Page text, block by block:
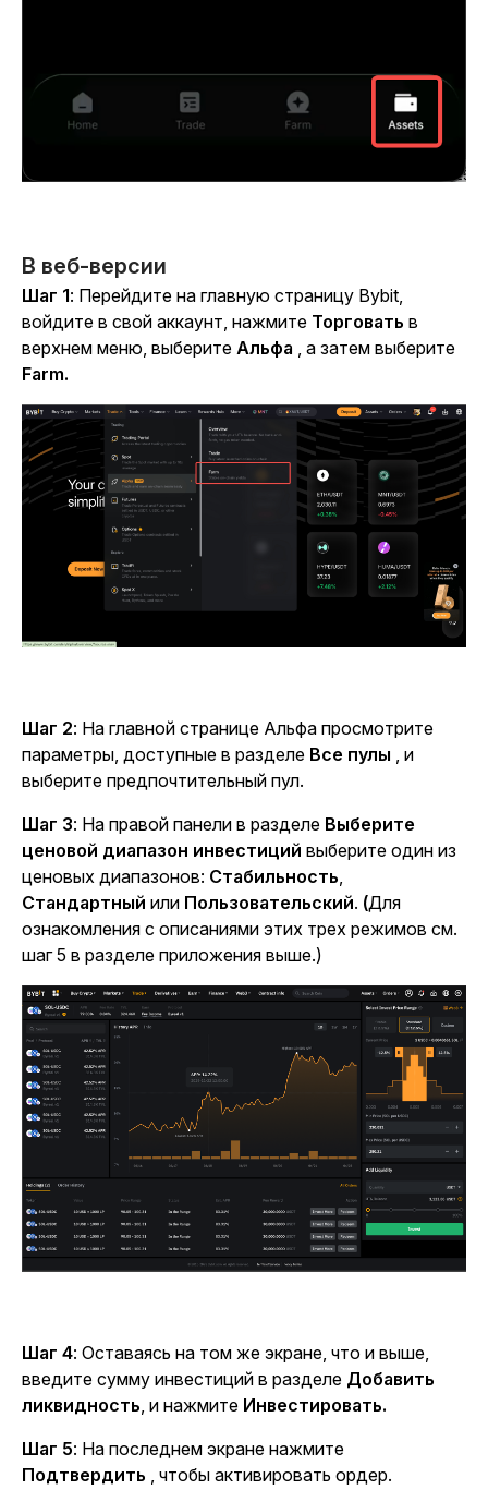
В веб-версии
Шаг 1: Перейдите на главную страницу Bybit,
войдите в свой аккаунт, нажмите Торговать в
верхнем меню, выберите Альфа , а затем выберите
Farm.
Шаг 2: На главной странице Альфа просмотрите
параметры, доступные в разделе Все пулы , и
выберите предпочтительный пул.
Шаг 3: На правой панели в разделе Выберите
ценовой диапазон инвестиций выберите один из
ценовых диапазонов: Стабильность,
Стандартный или Пользовательский. (Для
ознакомления с описаниями этих трех режимов см.
шаг 5 в разделе приложения выше.)
Шаг 4: Оставаясь на том же экране, что и выше,
введите сумму инвестиций в разделе Добавить
ликвидность, и нажмите Инвестировать.
Шаг 5: На последнем экране нажмите
Подтвердить , чтобы активировать ордер.